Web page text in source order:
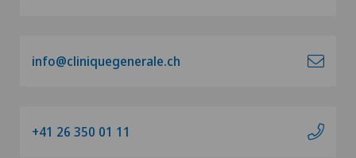
info@cliniquegenerale.ch
+41 26 350 01 11